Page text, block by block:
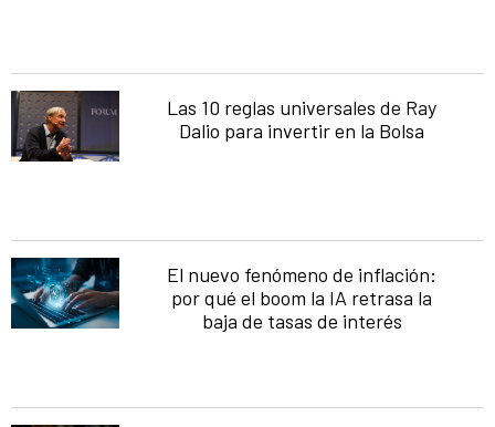
Las 10 reglas universales de Ray
Dalio para invertir en la Bolsa
El nuevo fenómeno de inflación:
por qué el boom la IA retrasa la
baja de tasas de interés